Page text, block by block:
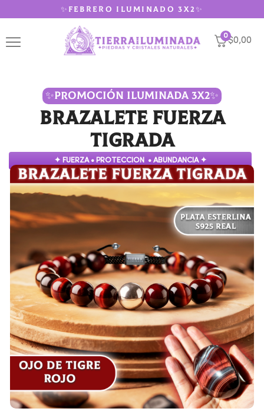
✨FEBRERO ILUMINADO 3X2✨
0$0,00
✨PROMOCIÓN ILUMINADA 3X2✨
Brazalete Fuerza
Tigrada
✦ FUERZA • PROTECCION • ABUNDANCIA ✦